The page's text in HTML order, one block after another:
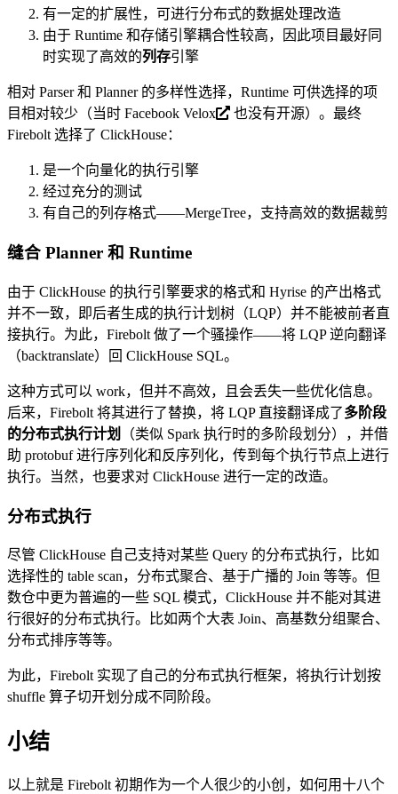
有一定的扩展性，可进行分布式的数据处理改造
由于 Runtime 和存储引擎耦合性较高，因此项目最好同
时实现了高效的列存引擎
相对 Parser 和 Planner 的多样性选择，Runtime 可供选择的项
目相对较少（当时 Facebook Velox
也没有开源）。最终
Firebolt 选择了 ClickHouse：
是一个向量化的执行引擎
经过充分的测试
有自己的列存格式——MergeTree，支持高效的数据裁剪
缝合 Planner 和 Runtime
由于 ClickHouse 的执行引擎要求的格式和 Hyrise 的产出格式
并不一致，即后者生成的执行计划树（LQP）并不能被前者直
接执行。为此，Firebolt 做了一个骚操作——将 LQP 逆向翻译
（backtranslate）回 ClickHouse SQL。
这种方式可以 work，但并不高效，且会丢失一些优化信息。
后来，Firebolt 将其进行了替换，将 LQP 直接翻译成了多阶段
的分布式执行计划
（类似 Spark 执行时的多阶段划分），并借
助 protobuf 进行序列化和反序列化，传到每个执行节点上进行
执行。当然，也要求对 ClickHouse 进行一定的改造。
分布式执行
尽管 ClickHouse 自己支持对某些 Query 的分布式执行，比如
选择性的 table scan，分布式聚合、基于广播的 Join 等等。但
数仓中更为普遍的一些 SQL 模式，ClickHouse 并不能对其进
行很好的分布式执行。比如两个大表 Join、高基数分组聚合、
分布式排序等等。
为此，Firebolt 实现了自己的分布式执行框架，将执行计划按
shuffle 算子切开划分成不同阶段。
小结
以上就是 Firebolt 初期作为一个人很少的小创，如何用十八个